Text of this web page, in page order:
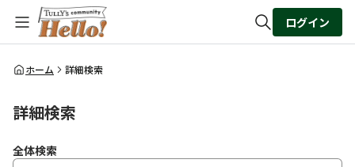
全体検索
ログイン
ホーム 詳細検索
詳細検索
全体検索